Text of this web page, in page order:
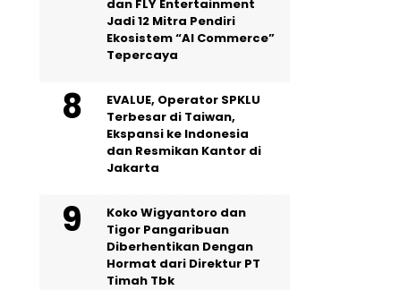
dan FLY Entertainment
Jadi 12 Mitra Pendiri
Ekosistem “AI Commerce”
Tepercaya
EVALUE, Operator SPKLU
Terbesar di Taiwan,
Ekspansi ke Indonesia
dan Resmikan Kantor di
Jakarta
Koko Wigyantoro dan
Tigor Pangaribuan
Diberhentikan Dengan
Hormat dari Direktur PT
Timah Tbk